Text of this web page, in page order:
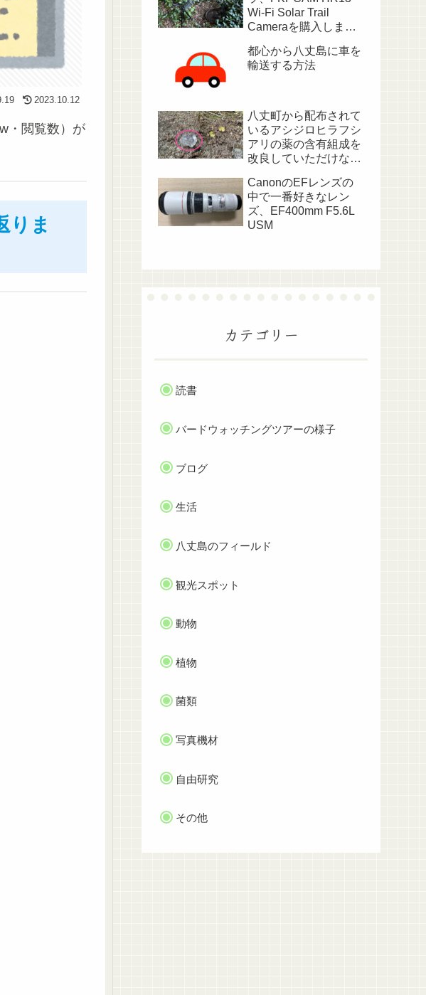
2023.10.12
・閲覧数）が
りま
Wi-Fi Solar Trail
Cameraを購入しまし
都心から八丈島に車を
輸送する方法
八丈町から配布されて
いるアシジロヒラフシ
アリの薬の含有組成を
改良していただけない
CanonのEFレンズの
中で一番好きなレン
ズ、EF400mm F5.6L
USM
カテゴリー
読書
バードウォッチングツアーの様子
ブログ
生活
八丈島のフィールド
観光スポット
動物
植物
菌類
写真機材
自由研究
その他